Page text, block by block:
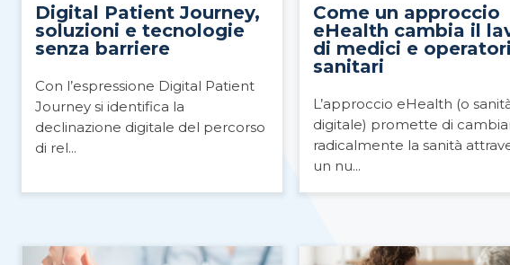
Digital Patient Journey,
soluzioni e tecnologie
senza barriere
Con l’espressione Digital Patient
Journey si identifica la
declinazione digitale del percorso
di rel...
Come un approccio
eHealth cambia il
di medici e operatori
sanitari
L’approccio eHealth (o
digitale) promette di
radicalmente la sanità
un nu...